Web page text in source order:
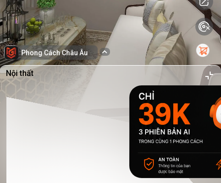
Phong Cách Châu Âu
Nội thất